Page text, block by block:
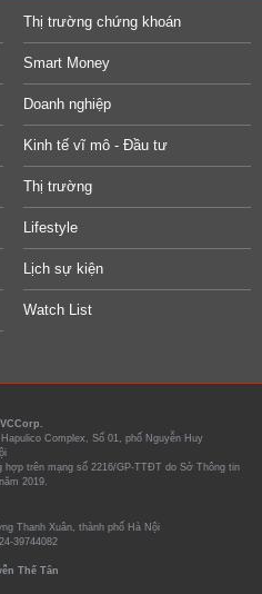
Thị trường chứng khoán
Smart Money
Doanh nghiệp
Kinh tế vĩ mô - Đầu tư
Thị trường
Lifestyle
Lịch sự kiện
Watch List
Complex, Số 01, phố Nguyễn Huy
trên mạng số 2216/GP-TTĐT do Sở Thông tin
2019.
Thanh Xuân, thành phố Hà Nội
39744082
Thế Tân